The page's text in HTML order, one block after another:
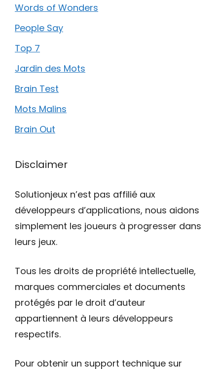
Words of Wonders
People Say
Top 7
Jardin des Mots
Brain Test
Mots Malins
Brain Out
Disclaimer
Solutionjeux n’est pas affilié aux
développeurs d’applications, nous aidons
simplement les joueurs à progresser dans
leurs jeux.
Tous les droits de propriété intellectuelle,
marques commerciales et documents
protégés par le droit d’auteur
appartiennent à leurs développeurs
respectifs.
Pour obtenir un support technique sur